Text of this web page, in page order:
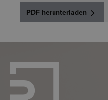
PDF herunterladen